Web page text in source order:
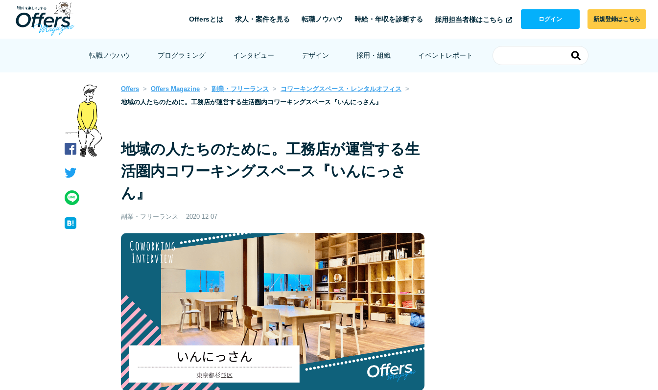
Offersとは 求人・案件を見る 転職ノウハウ 時給・年収を診断する 採用担当者様はこちら ログイン 新規登録はこちら
転職ノウハウ プログラミング インタビュー デザイン 採用・組織 イベントレポート
Offers Offers Magazine 副業・フリーランス
コワーキングスペース・レンタルオフィス
地域の人たちのために。工務店が運営する生活圏内コワーキングスペース『いんにっさん』
地域の人たちのために。工務店が運営する生
活圏内コワーキングスペース『いんにっさ
ん』
副業・フリーランス 2020-12-07